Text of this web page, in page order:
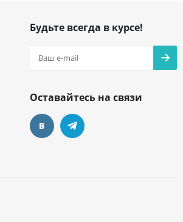
Будьте всегда в курсе!
Оставайтесь на связи